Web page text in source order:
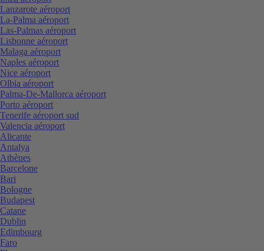
Lanzarote aéroport
La-Palma aéroport
Las-Palmas aéroport
Lisbonne aéroport
Malaga aéroport
Naples aéroport
Nice aéroport
Olbia aéroport
Palma-De-Mallorca aéroport
Porto aéroport
Tenerife aéroport sud
Valencia aéroport
Alicante
Antalya
Athènes
Barcelone
Bari
Bologne
Budapest
Catane
Dublin
Edimbourg
Faro